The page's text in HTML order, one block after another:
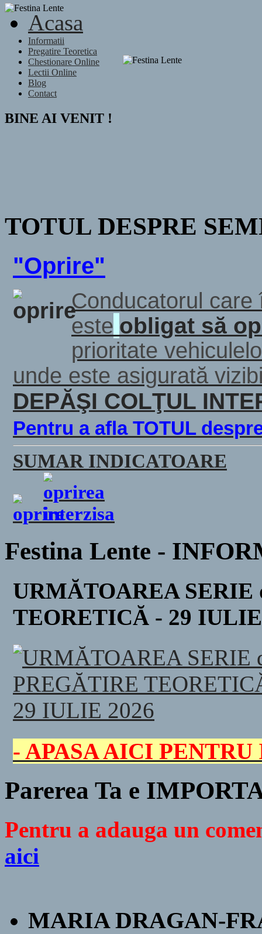
Acasa
Informatii
Pregatire Teoretica
Chestionare Online
Lectii Online
Blog
Contact
BINE AI VENIT !
TOTUL DESPRE
"Oprire"
Conducatorul
este obligat să
prioritate
unde este asigurată
DEPĂŞI COLŢUL
Pentru a afla TOTUL
SUMAR INDICATOARE
Festina Lente -
URMĂTOAREA SERIE
TEORETICĂ - 29
- APASA AICI
Parerea Ta e
Pentru a adauga un
aici
MARIA DRAGAN-